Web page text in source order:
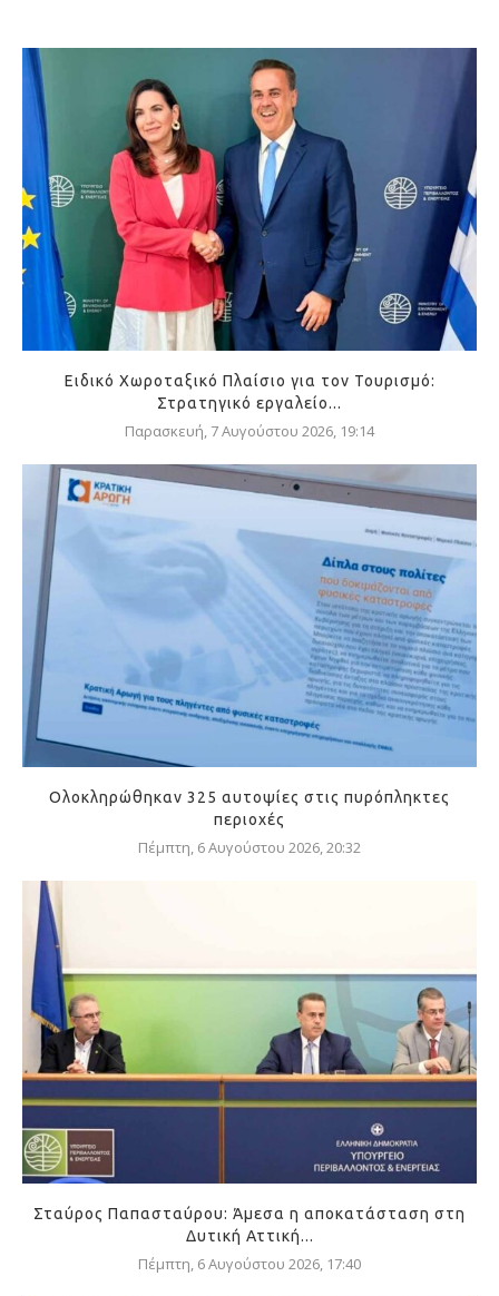
Ειδικό Χωροταξικό Πλαίσιο για τον Τουρισμό:
Στρατηγικό εργαλείο...
Παρασκευή, 7 Αυγούστου 2026, 19:14
Ολοκληρώθηκαν 325 αυτοψίες στις πυρόπληκτες
περιοχές
Πέμπτη, 6 Αυγούστου 2026, 20:32
Σταύρος Παπασταύρου: Άμεσα η αποκατάσταση στη
Δυτική Αττική...
Πέμπτη, 6 Αυγούστου 2026, 17:40